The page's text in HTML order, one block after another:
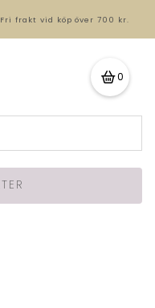
Fri frakt vid köp över 700 kr.
0